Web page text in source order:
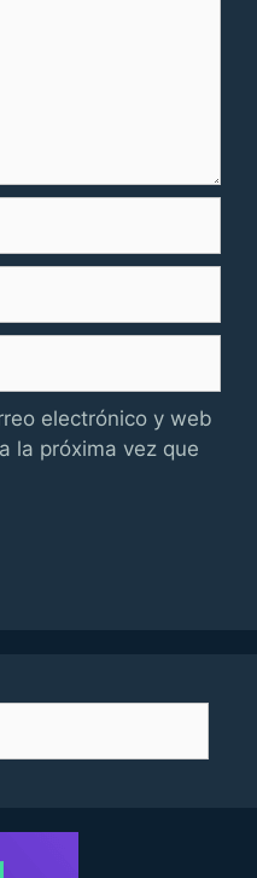
electrónico y web
la próxima vez que